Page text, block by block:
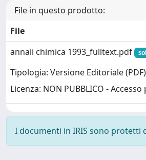
File in questo prodotto:
File
annali chimica 1993_fulltext.pdf
Tipologia: Versione Editoriale (PDF)
Licenza: NON PUBBLICO -
I documenti in IRIS sono protetti